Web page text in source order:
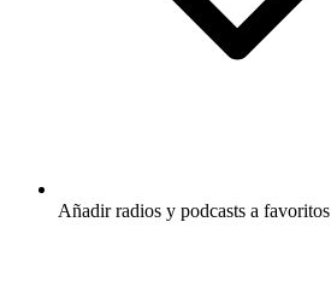
Añadir radios y podcasts a favoritos